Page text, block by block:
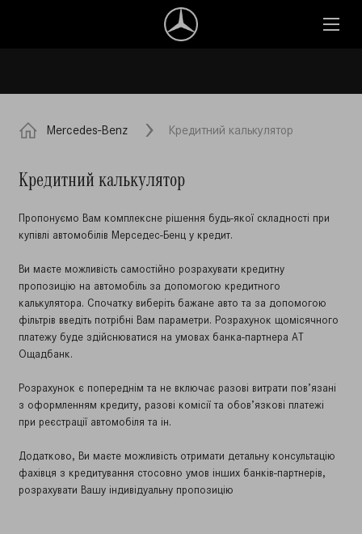
Mercedes-Benz Кредитний калькулятор
Кредитний калькулятор
Пропонуємо Вам комплексне рішення будь-якої складності при
купівлі автомобілів Мерседес-Бенц у кредит.
Ви маєте можливість самостійно розрахувати кредитну
пропозицію на автомобіль за допомогою кредитного
калькулятора. Спочатку виберіть бажане авто та за допомогою
фільтрів введіть потрібні Вам параметри. Розрахунок щомісячного
платежу буде здійснюватися на умовах банка-партнера АТ
Ощадбанк.
Розрахунок є попереднім та не включає разові витрати пов’язані
з оформленням кредиту, разові комісії та обов’язкові платежі
при реєстрації автомобіля та ін.
Додатково, Ви маєте можливість отримати детальну консультацію
фахівця з кредитування стосовно умов інших банків-партнерів,
розрахувати Вашу індивідуальну пропозицію